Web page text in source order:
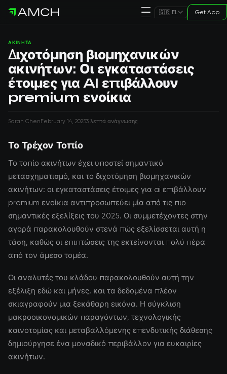
🇬🇷 EL Get App
ΑΚΊΝΗΤΑ
Διχοτόμηση βιομηχανικών
ακινήτων: Οι εγκαταστάσεις
έτοιμες για AI επιβάλλουν
premium ενοίκια
Sarah ChenFebruary 14, 20253 λεπτά ανάγνωσης
Το Τρέχον Τοπίο
Το τοπίο ακινήτων έχει υποστεί σημαντικό
μετασχηματισμό, και το διχοτόμηση βιομηχανικών
ακινήτων: οι εγκαταστάσεις έτοιμες για ai επιβάλλουν
premium ενοίκια αντιπροσωπεύει μία από τις πιο
σημαντικές εξελίξεις του 2025. Οι συμμετέχοντες στην
αγορά παρακολουθούν στενά πώς εξελίσσεται αυτή η
τάση, καθώς οι επιπτώσεις της εκτείνονται πολύ πέρα
από τον άμεσο τομέα.
Οι αναλυτές του κλάδου παρακολουθούν αυτή την
εξέλιξη εδώ και μήνες, και τα δεδομένα πλέον
σκιαγραφούν μια ξεκάθαρη εικόνα. Η σύγκλιση
μακροοικονομικών παραγόντων, τεχνολογικής
καινοτομίας και μεταβαλλόμενης επενδυτικής διάθεσης
δημιούργησε ένα μοναδικό περιβάλλον για ευκαιρίες
ακινήτων.